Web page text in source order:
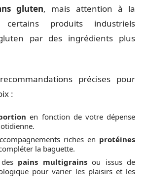
gluten, mais attention à la
produits industriels
par des ingrédients plus
précises pour
:
en fonction de votre dépense
riches en protéines
la baguette.
pains multigrainsou issus de
pour varier les plaisirs et les